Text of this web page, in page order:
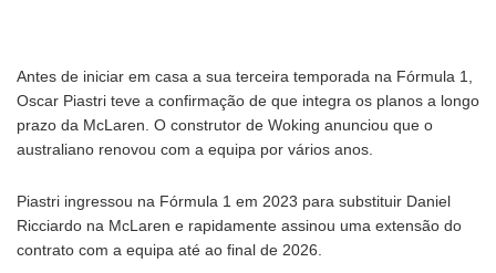
Antes de iniciar em casa a sua terceira temporada na Fórmula 1,
Oscar Piastri teve a confirmação de que integra os planos a longo
prazo da McLaren. O construtor de Woking anunciou que o
australiano renovou com a equipa por vários anos.
Piastri ingressou na Fórmula 1 em 2023 para substituir Daniel
Ricciardo na McLaren e rapidamente assinou uma extensão do
contrato com a equipa até ao final de 2026.